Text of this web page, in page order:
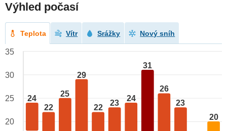
Výhled počasí
Teplota Vítr Srážky Nový sníh
24
22
25
29
22
23
24
31
26
23
20
35
30
25
20